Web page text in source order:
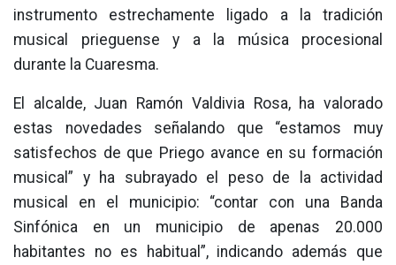
instrumento estrechamente ligado a la tradición
musical prieguense y a la música procesional
durante la Cuaresma.
El alcalde, Juan Ramón Valdivia Rosa, ha valorado
estas novedades señalando que “estamos muy
satisfechos de que Priego avance en su formación
musical” y ha subrayado el peso de la actividad
musical en el municipio: “contar con una Banda
Sinfónica en un municipio de apenas 20.000
habitantes no es habitual”, indicando además que